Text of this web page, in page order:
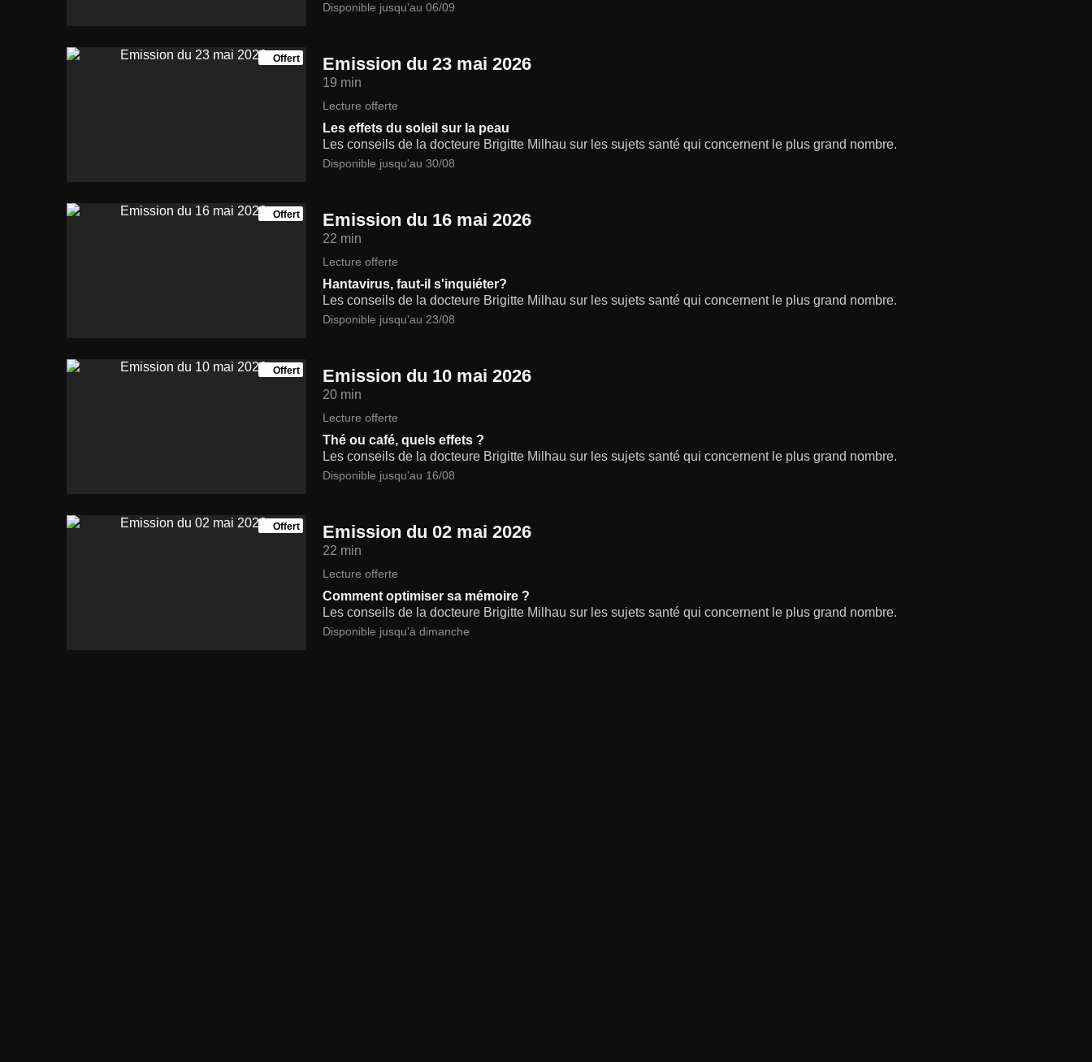
Disponible jusqu'au 06/09
Offert Emission du 23 mai 2026
19 min
Lecture offerte
Les effets du soleil sur la peau
Les conseils de la docteure Brigitte Milhau sur les sujets santé qui concernent le plus grand nombre.
Disponible jusqu'au 30/08
Offert Emission du 16 mai 2026
22 min
Lecture offerte
Hantavirus, faut-il s'inquiéter?
Les conseils de la docteure Brigitte Milhau sur les sujets santé qui concernent le plus grand nombre.
Disponible jusqu'au 23/08
Offert Emission du 10 mai 2026
20 min
Lecture offerte
Thé ou café, quels effets ?
Les conseils de la docteure Brigitte Milhau sur les sujets santé qui concernent le plus grand nombre.
Disponible jusqu'au 16/08
Offert Emission du 02 mai 2026
22 min
Lecture offerte
Comment optimiser sa mémoire ?
Les conseils de la docteure Brigitte Milhau sur les sujets santé qui concernent le plus grand nombre.
Disponible jusqu'à dimanche